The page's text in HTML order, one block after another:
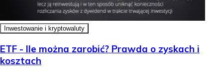
Inwestowanie i kryptowaluty
ETF - Ile można zarobić? Prawda o zyskach i
kosztach